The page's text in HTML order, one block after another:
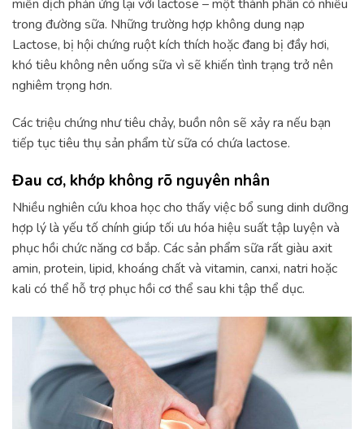
miễn dịch phản ứng lại với lactose – một thành phần có nhiều
trong đường sữa. Những trường hợp không dung nạp
Lactose, bị hội chứng ruột kích thích hoặc đang bị đầy hơi,
khó tiêu không nên uống sữa vì sẽ khiến tình trạng trở nên
nghiêm trọng hơn.
Các triệu chứng như tiêu chảy, buồn nôn sẽ xảy ra nếu bạn
tiếp tục tiêu thụ sản phẩm từ sữa có chứa lactose.
Đau cơ, khớp không rõ nguyên nhân
Nhiều nghiên cứu khoa học cho thấy việc bổ sung dinh dưỡng
hợp lý là yếu tố chính giúp tối ưu hóa hiệu suất tập luyện và
phục hồi chức năng cơ bắp. Các sản phẩm sữa rất giàu axit
amin, protein, lipid, khoáng chất và vitamin, canxi, natri hoặc
kali có thể hỗ trợ phục hồi cơ thể sau khi tập thể dục.